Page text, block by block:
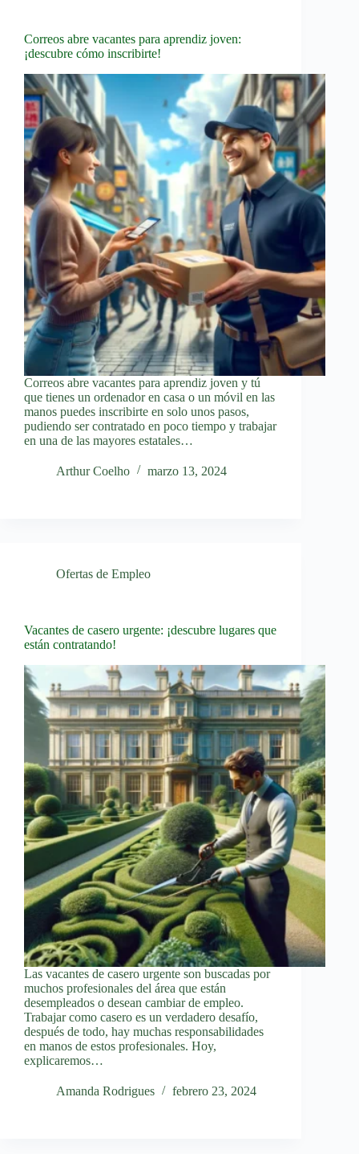
Correos abre vacantes para aprendiz joven:
¡descubre cómo inscribirte!
Correos abre vacantes para aprendiz joven y tú
que tienes un ordenador en casa o un móvil en las
manos puedes inscribirte en solo unos pasos,
pudiendo ser contratado en poco tiempo y trabajar
en una de las mayores estatales…
Arthur Coelho marzo 13, 2024
Ofertas de Empleo
Vacantes de casero urgente: ¡descubre lugares que
están contratando!
Las vacantes de casero urgente son buscadas por
muchos profesionales del área que están
desempleados o desean cambiar de empleo.
Trabajar como casero es un verdadero desafío,
después de todo, hay muchas responsabilidades
en manos de estos profesionales. Hoy,
explicaremos…
Amanda Rodrigues febrero 23, 2024